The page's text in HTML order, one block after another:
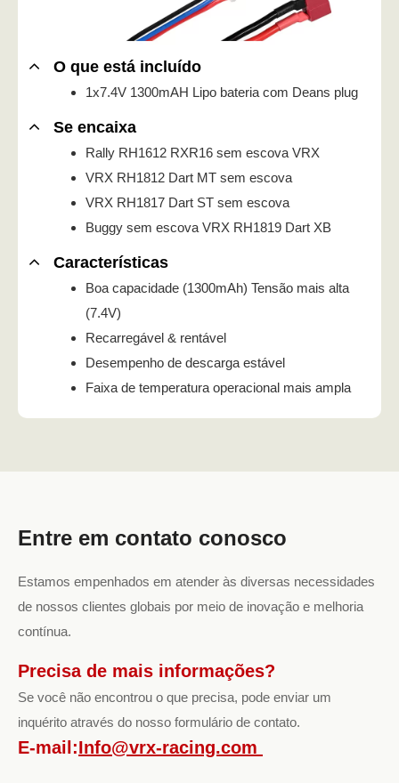
O que está incluído
1x7.4V 1300mAH Lipo bateria com Deans plug
Se encaixa
Rally RH1612 RXR16 sem escova VRX
VRX RH1812 Dart MT sem escova
VRX RH1817 Dart ST sem escova
Buggy sem escova VRX RH1819 Dart XB
Características
Boa capacidade (1300mAh) Tensão mais alta
(7.4V)
Recarregável & rentável
Desempenho de descarga estável
Faixa de temperatura operacional mais ampla
Entre em contato conosco
Estamos empenhados em atender às diversas necessidades
de nossos clientes globais por meio de inovação e melhoria
contínua.
Precisa de mais informações?
Se você não encontrou o que precisa, pode enviar um
inquérito através do nosso formulário de contato.
E-mail:Info@vrx-racing.com